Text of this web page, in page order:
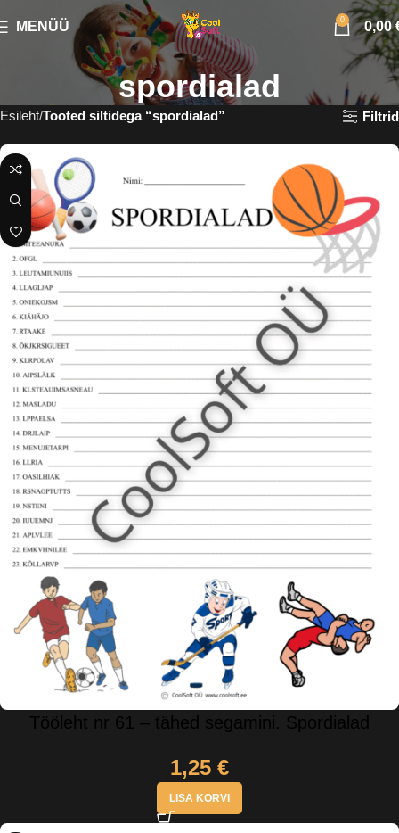
MENÜÜ 0 0,00
spordialad
Esileht Tooted siltidega “spordialad” Filtrid
Tööleht nr 61 – tähed segamini. Spordialad
1,25 €
LISA KORVI